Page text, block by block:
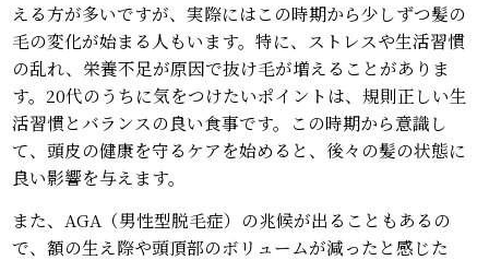
える方が多いですが、実際にはこの時期から少しずつ髪の
毛の変化が始まる人もいます。特に、ストレスや生活習慣
の乱れ、栄養不足が原因で抜け毛が増えることがありま
す。20代のうちに気をつけたいポイントは、規則正しい生
活習慣とバランスの良い食事です。この時期から意識し
て、頭皮の健康を守るケアを始めると、後々の髪の状態に
良い影響を与えます。
また、AGA（男性型脱毛症）の兆候が出ることもあるの
で、額の生え際や頭頂部のボリュームが減ったと感じた